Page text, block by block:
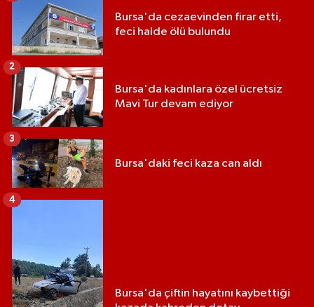
Bursa'da cezaevinden firar etti,
feci halde ölü bulundu
Bursa'da kadınlara özel ücretsiz
Mavi Tur devam ediyor
2
Bursa'daki feci kaza can aldı
3
Bursa'da çiftin hayatını kaybettiği
4